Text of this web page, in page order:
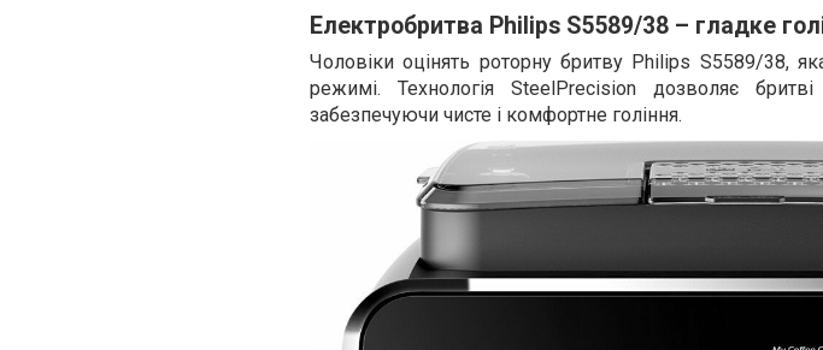
Електробритва Philips S5589/38 – гладке
Чоловіки оцінять роторну бритву Philips S5589/38,
режимі. Технологія SteelPrecision дозволяє
забезпечуючи чисте і комфортне гоління.